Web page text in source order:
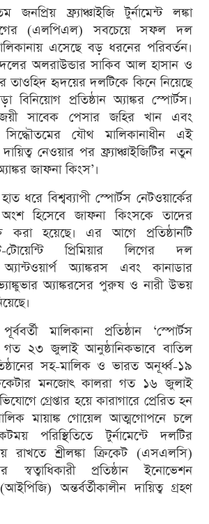
জনপ্রিয় ফ্র্যাঞ্চাইজি টুর্নামেন্ট লঙ্কা
(এলপিএল) সবচেয়ে সফল দল
এসেছে বড় ধরনের পরিবর্তন।
দলের অলরাউন্ডার সাকিব আল হাসান ও
তাওহিদ হৃদয়ের দলটিকে কিনে নিয়েছে
বিনিয়োগ প্রতিষ্ঠান অ্যাঙ্কর স্পোর্টস।
সাবেক পেসার জহির খান এবং
সিদ্ধৌতমের যৌথ মালিকানাধীন এই
দায়িত্ব নেওয়ার পর ফ্র্যাঞ্চাইজিটির নতুন
জাফনা কিংস’।
ধরে বিশ্বব্যাপী স্পোর্টস নেটওয়ার্কের
হিসেবে জাফনা কিংসকে তাদের
করা হয়েছে। এর আগে প্রতিষ্ঠানটি
টোয়েন্টি প্রিমিয়ার লিগের দল
অ্যান্টওয়ার্প অ্যাঙ্করস এবং কানাডার
অ্যাঙ্করসের পুরুষ ও নারী উভয়
মালিকানা প্রতিষ্ঠান ‘স্পোর্টস
গত ২৩ জুলাই আনুষ্ঠানিকভাবে বাতিল
সহ-মালিক ও ভারত অনূর্ধ্ব-১৯
মনজোৎ কালরা গত ১৬ জুলাই
গ্রেপ্তার হয়ে কারাগারে প্রেরিত হন
মায়াঙ্ক গোয়েল আত্মগোপনে চলে
পরিস্থিতিতে টুর্নামেন্টে দলটির
রাখতে শ্রীলঙ্কা ক্রিকেট (এসএলসি)
প্রতিষ্ঠান ইনোভেশন
অন্তর্বর্তীকালীন দায়িত্ব গ্রহণ